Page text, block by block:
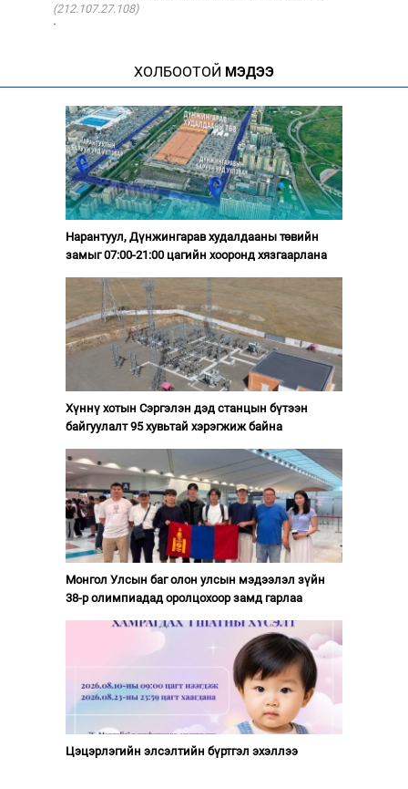
(212.107.27.108)
·
ХОЛБООТОЙ МЭДЭЭ
Нарантуул, Дүнжингарав худалдааны төвийн
замыг 07:00-21:00 цагийн хооронд хязгаарлана
Хүннү хотын Сэргэлэн дэд станцын бүтээн
байгуулалт 95 хувьтай хэрэгжиж байна
Монгол Улсын баг олон улсын мэдээлэл зүйн
38-р олимпиадад оролцохоор замд гарлаа
Цэцэрлэгийн элсэлтийн бүртгэл эхэллээ